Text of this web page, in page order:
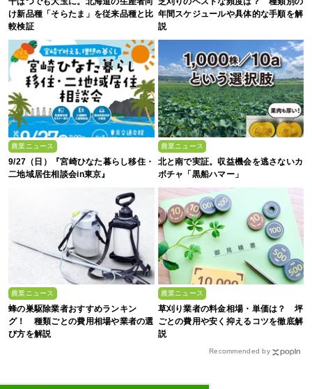
け新品種「そらたま」を従来品種と比
較検証
年間スケジュールや具体的な手順を解
説
農業ニュース
9/27（日）『宮崎ひなた暮らし移住・
二地域居住相談会in東京』
農業ニュース
北と南で実証。収益機会を逃さないカ
ボチャ「黒船ハマー」
農業ニュース
蜂の巣駆除業者おすすめランキン
グ！ 種類ごとの費用相場や業者の選
び方を解説
農業ニュース
草刈り業者の料金相場・単価は？ 坪
ごとの費用や安く抑えるコツを徹底解
説
Recommended by